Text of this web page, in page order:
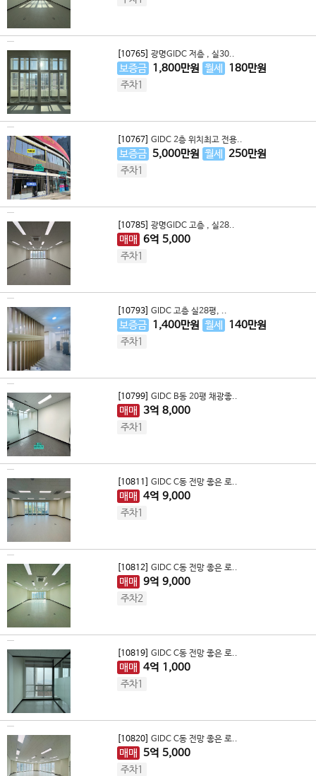
[10765] 광명GIDC 저층 , 실30..
보증금 1,800만원 월세 180만원
주차1
[10767] GIDC 2층 위치최고 전용..
보증금 5,000만원 월세 250만원
주차1
[10785] 광명GIDC 고층 , 실28..
매매 6억 5,000
주차1
[10793] GIDC 고층 실28평, ..
보증금 1,400만원 월세 140만원
주차1
[10799] GIDC B동 20평 채광좋..
매매 3억 8,000
주차1
[10811] GIDC C동 전망 좋은 로..
매매 4억 9,000
주차1
[10812] GIDC C동 전망 좋은 로..
매매 9억 9,000
주차2
[10819] GIDC C동 전망 좋은 로..
매매 4억 1,000
주차1
[10820] GIDC C동 전망 좋은 로..
매매 5억 5,000
주차1